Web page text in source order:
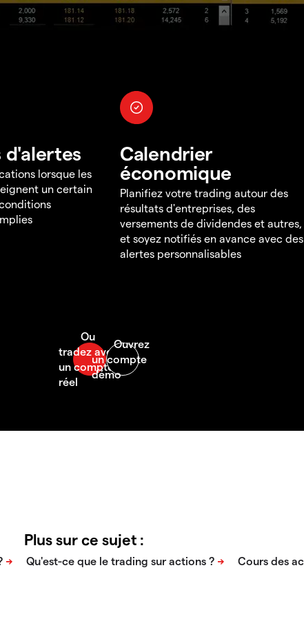
d'alertes
lorsque les
un certain
Calendrier
économique
Planifiez votre trading autour des
résultats d'entreprises, des
versements de dividendes et autres,
et soyez notifiés en avance avec des
alertes personnalisables
Plus sur ce sujet :